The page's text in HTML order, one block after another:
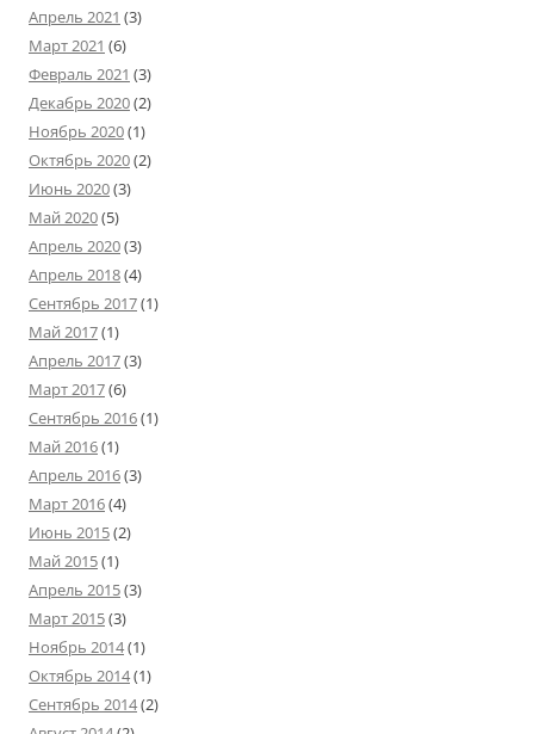
Апрель 2021 (3)
Март 2021 (6)
Февраль 2021 (3)
Декабрь 2020(2)
Ноябрь 2020(1)
Октябрь 2020(2)
Июнь 2020(3)
Май 2020(5)
Апрель 2020(3)
Апрель 2018(4)
Сентябрь 2017(1)
Май 2017(1)
Апрель 2017(3)
Март 2017(6)
Сентябрь 2016(1)
Май 2016(1)
Апрель 2016(3)
Март 2016(4)
Июнь 2015(2)
Май 2015(1)
Апрель 2015(3)
Март 2015(3)
Ноябрь 2014(1)
Октябрь 2014(1)
Сентябрь 2014(2)